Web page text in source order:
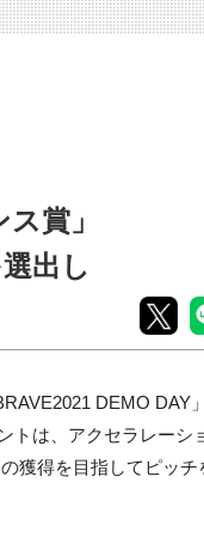
出展・参加
橋コラム
イベント
日本橋エリアについて
賞」
出し
DEMO DAY
トは、アクセラレーシ
獲得を目指してピッチ